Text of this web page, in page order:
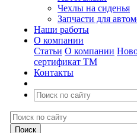
Чехлы на сиденья
Запчасти для
Наши работы
О компании
Статьи О компании
сертификат ТМ
Контакты